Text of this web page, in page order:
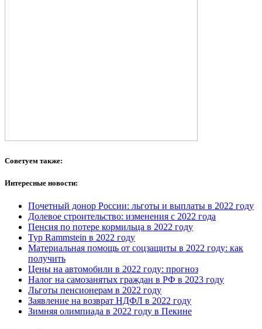
Советуем также:
Интересные новости:
Почетный донор России: льготы и выплаты в 2022 году
Долевое строительство: изменения с 2022 года
Пенсия по потере кормильца в 2022 году
Тур Rammstein в 2022 году
Материальная помощь от соцзащиты в 2022 году: как
получить
Цены на автомобили в 2022 году: прогноз
Налог на самозанятых граждан в РФ в 2023 году
Льготы пенсионерам в 2022 году
Заявление на возврат НДФЛ в 2022 году
Зимняя олимпиада в 2022 году в Пекине